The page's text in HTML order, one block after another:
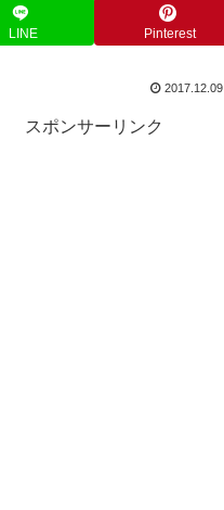
LINE Pinterest
2017.12.09
スポンサーリンク